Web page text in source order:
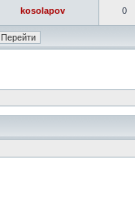
kosolapov 0